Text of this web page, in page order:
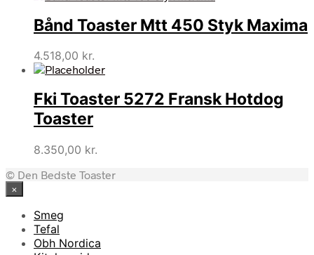
Bånd Toaster Mtt 450 Styk Maxima
4.518,00 kr.
Fki Toaster 5272 Fransk Hotdog
Toaster
8.350,00 kr.
© Den Bedste Toaster
×
Smeg
Tefal
Obh Nordica